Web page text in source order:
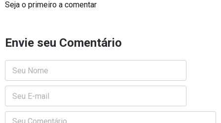
Seja o primeiro a comentar
Envie seu Comentário